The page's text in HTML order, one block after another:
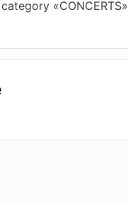
«CONCERTS»